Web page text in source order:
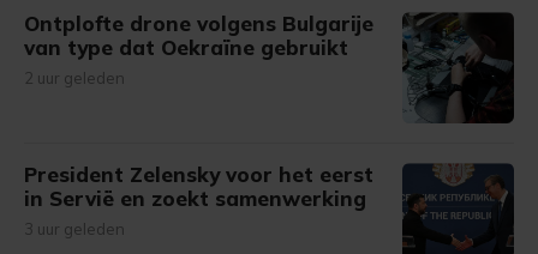
Ontplofte drone volgens Bulgarije
van type dat Oekraïne gebruikt
2 uur geleden
President Zelensky voor het eerst
in Servië en zoekt samenwerking
3 uur geleden